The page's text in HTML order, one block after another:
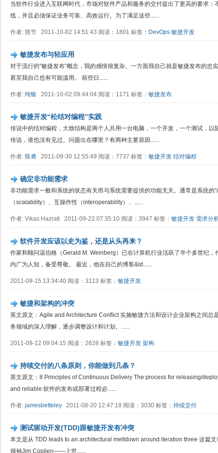
当软件行业进入互联网时代，市场对软件产品和服务的交付提出了更高的要求
线，并且必须保证业务可靠、高效运行。为了满足这些......
作者: 熊节 2011-10-02 14:51:43 阅读：1801 标签： DevOps 敏捷开发
敏捷发布与轻应用
对于流行的“敏捷发布”概念，我的感情很复杂。一方面我自己就是敏捷发布的忠
甚至我自己也有可能滥用。 前些日......
作者: 纯银 2011-10-02 09:44:04 阅读：1171 标签： 敏捷发布
敏捷开发“松结对编程”实践
传说中的结对编程，大致结构是两个人共用一台电脑，一个开发，一个测试，以
传说，谁也没有见过。问题出在哪里？有两种主要原因......
作者: 陈勇 2011-09-30 12:55:49 阅读：7737 标签： 敏捷开发 结对编程
确定非功能需求
非功能需求一般和系统的状态有关而与系统需要提供的功能无关。通常是系统的
（scalability）、互操作性（interoperability）、......
作者: Vikas Hazrati 2011-09-22 07:35:10 阅读：3947 标签： 敏捷开发 需求分
软件开发应该以史为鉴，还是从头再来？
作家和顾问温伯格（Gerald M. Weinberg）已在计算机行业活跃了半个多世纪
内广为人知，备受尊敬。 最近，他在自己的博客&ld......
2011-09-15 13:34:40 阅读：3113 标签： 敏捷开发
敏捷和架构的冲突
英文原文：Agile and Architecture Conflict 实施敏捷方法和设计企业架构之间总
务领域的深入理解，逐步调整设计和计划。......
2011-09-12 09:04:15 阅读：2628 标签： 敏捷开发 架构
持续交付的八条原则，你能做到几条？
英文原文：8 Principles of Continuous Delivery The process for releasing/
and reliable.软件的发布或部署过程必......
作者: jamesbetteley 2011-08-20 12:47:18 阅读：3030 标签： 持续交付
测试驱动开发(TDD)跟敏捷开发有冲突
本文是从 TDD leads to an architectural meltdown around iteration three 这篇
领袖Jim Coplien——上世......